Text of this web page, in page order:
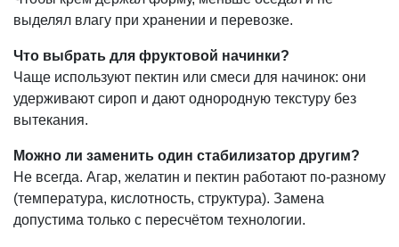
выделял влагу при хранении и перевозке.
Что выбрать для фруктовой начинки?
Чаще используют пектин или смеси для начинок: они
удерживают сироп и дают однородную текстуру без
вытекания.
Можно ли заменить один стабилизатор другим?
Не всегда. Агар, желатин и пектин работают по-разному
(температура, кислотность, структура). Замена
допустима только с пересчётом технологии.